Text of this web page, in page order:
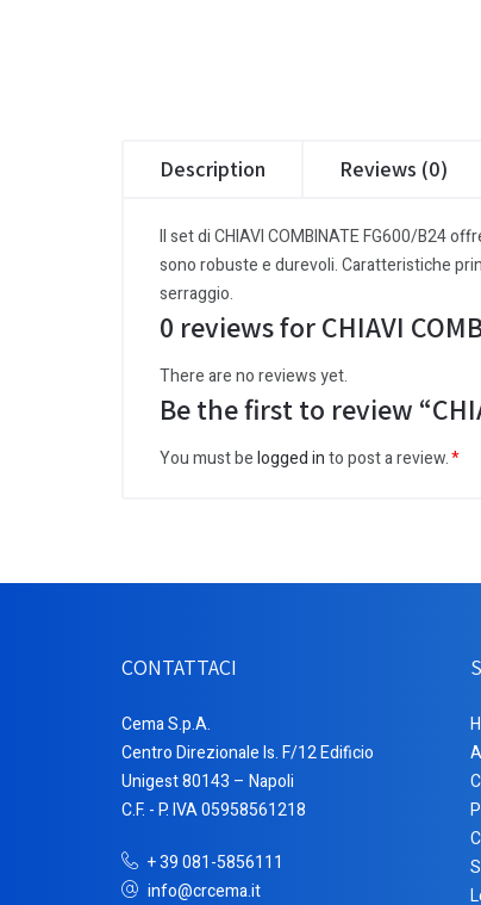
Description Reviews (0)
Il set di CHIAVI COMBINATE FG600/B24
sono robuste e durevoli. Caratteristiche
serraggio.
0 reviews for CHIAVI
There are no reviews yet.
Be the first to review
You must belogged into post a review.
CONTATTACI
Cema S.p.A.
Centro Direzionale Is. F/12 Edificio
Unigest 80143 – Napoli
C.F. - P. IVA 05958561218
+ 39 081-5856111
info@crcema.it